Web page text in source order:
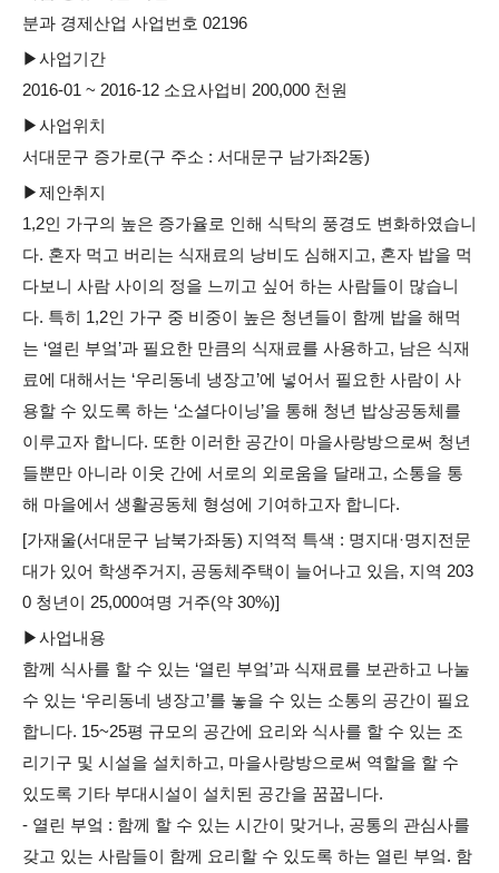
분과 경제산업 사업번호 02196
▶사업기간
2016-01 ~ 2016-12 소요사업비 200,000 천원
▶사업위치
서대문구 증가로(구 주소 : 서대문구 남가좌2동)
▶제안취지
1,2인 가구의 높은 증가율로 인해 식탁의 풍경도 변화하였습니
다. 혼자 먹고 버리는 식재료의 낭비도 심해지고, 혼자 밥을 먹
다보니 사람 사이의 정을 느끼고 싶어 하는 사람들이 많습니
다. 특히 1,2인 가구 중 비중이 높은 청년들이 함께 밥을 해먹
는 ‘열린 부엌’과 필요한 만큼의 식재료를 사용하고, 남은 식재
료에 대해서는 ‘우리동네 냉장고’에 넣어서 필요한 사람이 사
용할 수 있도록 하는 ‘소셜다이닝’을 통해 청년 밥상공동체를
이루고자 합니다. 또한 이러한 공간이 마을사랑방으로써 청년
들뿐만 아니라 이웃 간에 서로의 외로움을 달래고, 소통을 통
해 마을에서 생활공동체 형성에 기여하고자 합니다.
[가재울(서대문구 남북가좌동) 지역적 특색 : 명지대·명지전문
대가 있어 학생주거지, 공동체주택이 늘어나고 있음, 지역 203
0 청년이 25,000여명 거주(약 30%)]
▶사업내용
함께 식사를 할 수 있는 ‘열린 부엌’과 식재료를 보관하고 나눌
수 있는 ‘우리동네 냉장고’를 놓을 수 있는 소통의 공간이 필요
합니다. 15~25평 규모의 공간에 요리와 식사를 할 수 있는 조
리기구 및 시설을 설치하고, 마을사랑방으로써 역할을 할 수
있도록 기타 부대시설이 설치된 공간을 꿈꿉니다.
- 열린 부엌 : 함께 할 수 있는 시간이 맞거나, 공통의 관심사를
갖고 있는 사람들이 함께 요리할 수 있도록 하는 열린 부엌. 함